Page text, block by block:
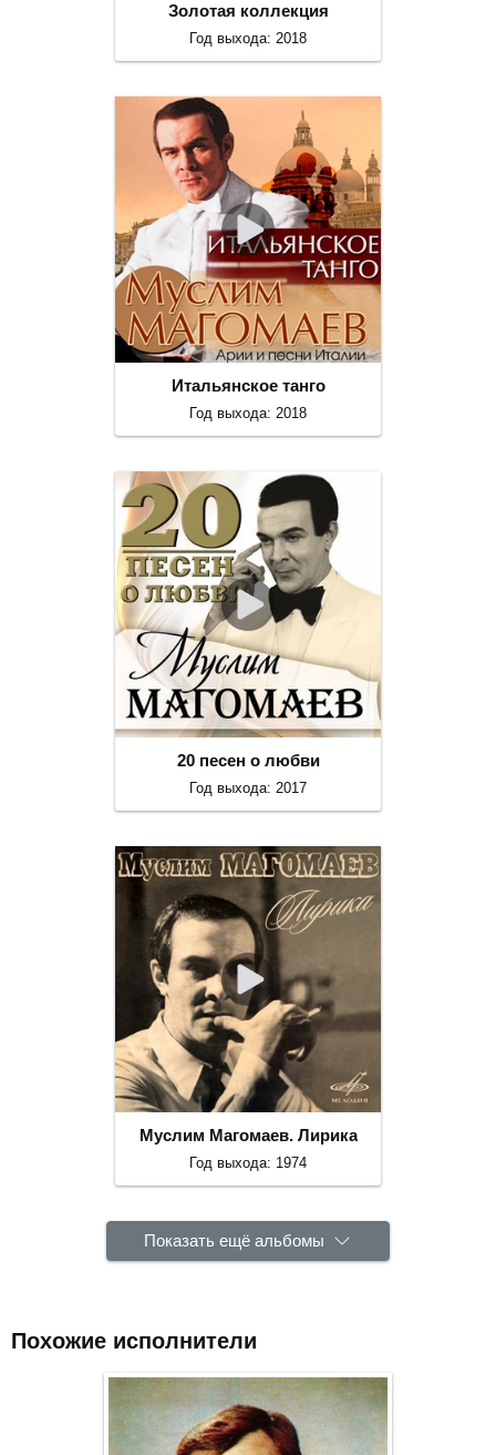
Золотая коллекция
Год выхода: 2018
Итальянское танго
Год выхода: 2018
20 песен о любви
Год выхода: 2017
Муслим Магомаев. Лирика
Год выхода: 1974
Показать ещё альбомы
Похожие исполнители